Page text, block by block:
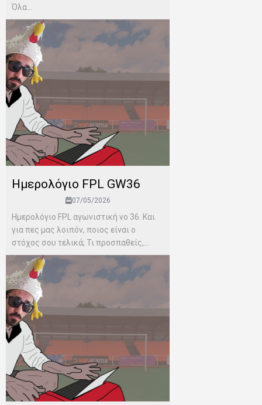
Όλα...
Ημερολόγιο FPL GW36
07/05/2026
Ημερολόγιο FPL αγωνιστική νο 36. Και
για πες μας λοιπόν, ποιος είναι ο
στόχος σου τελικά; Τι προσπαθείς,...